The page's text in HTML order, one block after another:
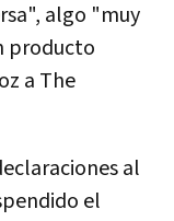
algo "muy
producto
a The
al
el